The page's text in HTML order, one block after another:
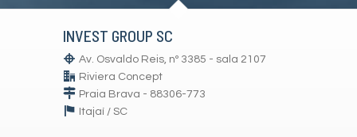
INVEST GROUP SC
Av. Osvaldo Reis, nº 3385 - sala 2107
Riviera Concept
Praia Brava - 88306-773
Itajaí / SC